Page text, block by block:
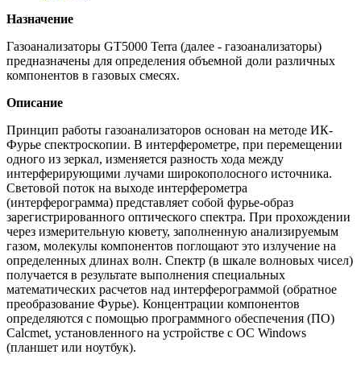
Назначение
Газоанализаторы GT5000 Terra (далее - газоанализаторы)
предназначены для определения объемной доли различных
компонентов в газовых смесях.
Описание
Принцип работы газоанализаторов основан на методе ИК-
Фурье спектроскопии. В интерферометре, при перемещении
одного из зеркал, изменяется разность хода между
интерферирующими лучами широкополосного источника.
Световой поток на выходе интерферометра
(интерферограмма) представляет собой фурье-образ
зарегистрированного оптического спектра. При прохождении
через измерительную кювету, заполненную анализируемым
газом, молекулы компонентов поглощают это излучение на
определенных длинах волн. Спектр (в шкале волновых чисел)
получается в результате выполнения специальных
математических расчетов над интерферограммой (обратное
преобразование Фурье). Концентрации компонентов
определяются с помощью программного обеспечения (ПО)
Calcmet, установленного на устройстве с ОС Windows
(планшет или ноутбук).